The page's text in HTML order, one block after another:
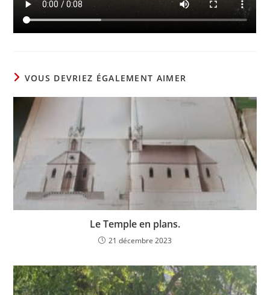
VOUS DEVRIEZ ÉGALEMENT AIMER
Le Temple en plans.
21 décembre 2023